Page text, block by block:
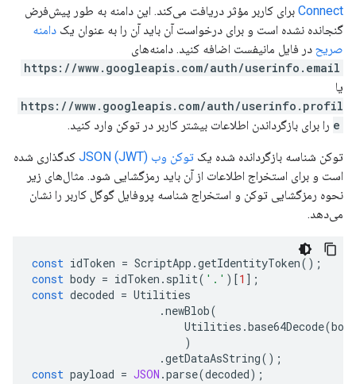
Connect برای کاربر مؤثر دریافت می‌کند. این دامنه به طور پیش‌فرض
گنجانده نشده است و برای درخواست آن باید آن را به عنوان یک دامنه
صریح در فایل مانیفست اضافه کنید. دامنه‌های
https://www.googleapis.com/auth/userinfo.email
یا
https://www.googleapis.com/auth/userinfo.profil
e را برای بازگرداندن اطلاعات بیشتر کاربر در توکن وارد کنید.
توکن شناسه بازگردانده شده یک توکن وب JSON (JWT)
کدگذاری شده
است و برای استخراج اطلاعات از آن باید رمزگشایی شود. مثال‌های زیر
نحوه رمزگشایی توکن و استخراج شناسه پروفایل گوگل کاربر را نشان
می‌دهد.
const idToken = ScriptApp .getIdentityToken();
const body = idToken . split( '.' )[1 ];
const decoded = Utilities
.newBlob(
Utilities .base64Decode(body
)
.getDataAsString();
const payload = JSON .parse(decoded);